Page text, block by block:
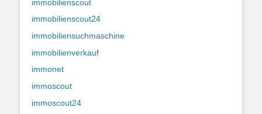
immobilienscout
immobilienscout24
immobiliensuchmaschine
immobilienverkauf
immonet
immoscout
immoscout24